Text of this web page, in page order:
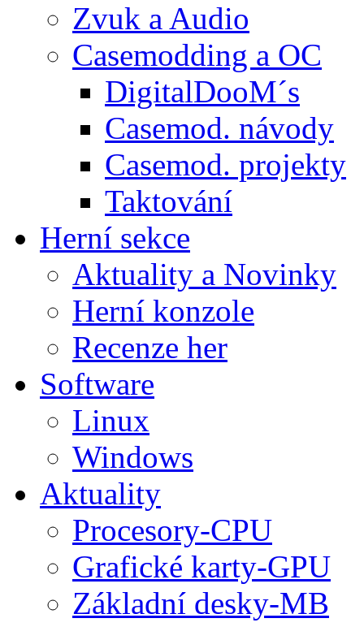
Zvuk a Audio
Casemodding a OC
DigitalDooM´s
Casemod. návody
Casemod. projekty
Taktování
Herní sekce
Aktuality a Novinky
Herní konzole
Recenze her
Software
Linux
Windows
Aktuality
Procesory-CPU
Grafické karty-GPU
Základní desky-MB